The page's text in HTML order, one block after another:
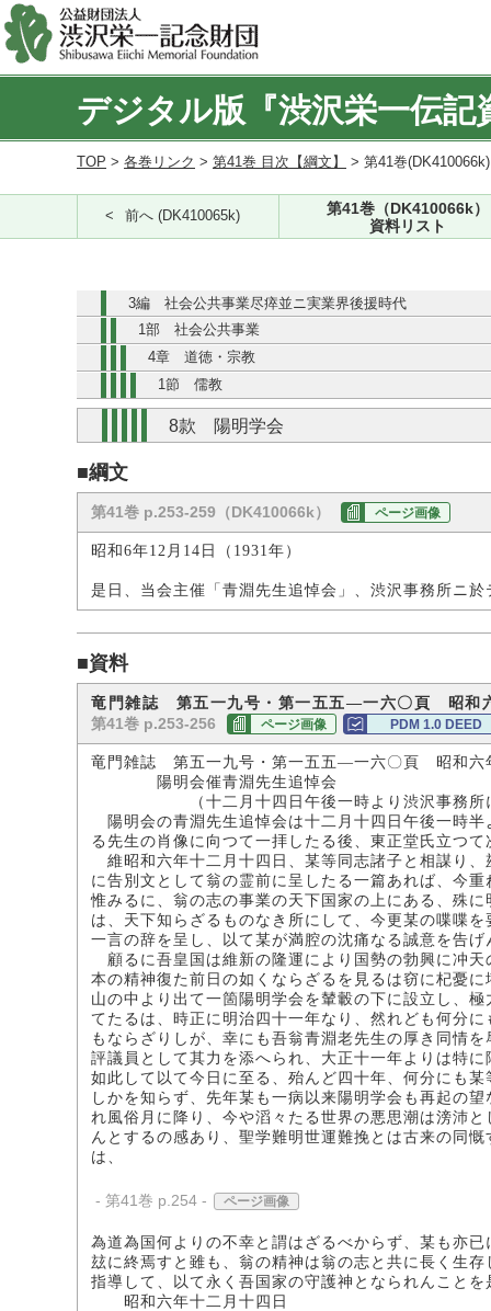
デジタル版『渋沢栄一伝記
TOP > 各巻リンク > 第41巻 目次【綱文】 > 第41巻
前へ (DK410065k)
第41巻（DK410066k）
資料リスト
3編 社会公共事業尽瘁並ニ実業界後援時代
1部 社会公共事業
4章 道徳・宗教
1節 儒教
8款 陽明学会
■綱文
第41巻 p.253-259（DK410066k） ページ画像
昭和6年12月14日（1931年）
是日、当会主催「青淵先生追悼会」、渋沢事務所ニ於
■資料
竜門雑誌 第五一九号・第一五五―一六〇頁 昭和
第41巻 p.253-256 ページ画像 PDM 1.0 DEED
竜門雑誌 第五一九号・第一五五―一六〇頁 昭和六
陽明会催青淵先生追悼会
（十二月十四日午後一時より渋沢事務所
陽明会の青淵先生追悼会は十二月十四日午後一時
る先生の肖像に向つて一拝したる後、東正堂氏立つ
維昭和六年十二月十四日、某等同志諸子と相謀り
に告別文として翁の霊前に呈したる一篇あれば、今
惟みるに、翁の志の事業の天下国家の上にある、殊
は、天下知らざるものなき所にして、今更某の喋喋
一言の辞を呈し、以て某が満腔の沈痛なる誠意を告げ
顧るに吾皇国は維新の隆運により国勢の勃興に冲
本の精神復た前日の如くならざるを見るは窃に杞憂
山の中より出て一箇陽明学会を輦轂の下に設立し、
てたるは、時正に明治四十一年なり、然れども何分
もならざりしが、幸にも吾翁青淵老先生の厚き同情
評議員として其力を添へられ、大正十一年よりは特
如此して以て今日に至る、殆んど四十年、何分にも
しかを知らず、先年某も一病以来陽明学会も再起の
れ風俗月に降り、今や滔々たる世界の悪思潮は滂沛
んとするの感あり、聖学難明世運難挽とは古来の同
は、
- 第41巻 p.254 - ページ画像
為道為国何よりの不幸と謂はざるべからず、某も亦
玆に終焉すと雖も、翁の精神は翁の志と共に長く生
指導して、以て永く吾国家の守護神となられんことを
昭和六年十二月十四日